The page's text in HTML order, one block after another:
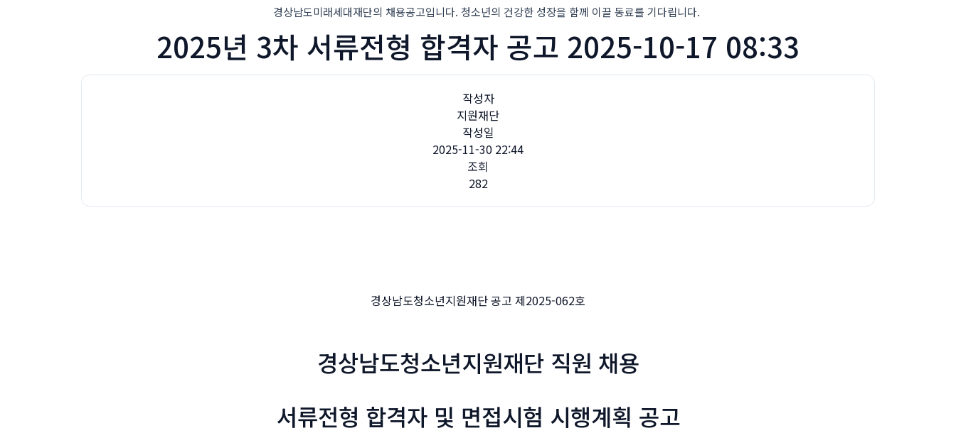
경상남도미래세대재단의 채용공고입니다. 청소년의 건강한 성장을 함께 이끌 동료를 기다립니다.
2025년 3차 서류전형 합격자 공고 2025-10-17 08:33
작성자
지원재단
작성일
2025-11-30 22:44
조회
282
경상남도청소년지원재단 공고 제2025-062호
경상남도청소년지원재단 직원 채용
서류전형 합격자 및 면접시험 시행계획 공고